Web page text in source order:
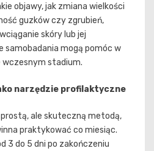
objawy, jak zmiana wielkości
guzków czy zgrubień,
skóry lub jej
samobadania mogą pomóc w
stadium.
narzędzie profilaktyczne
ale skuteczną metodą,
praktykować co miesiąc.
3 do 5 dni po zakończeniu